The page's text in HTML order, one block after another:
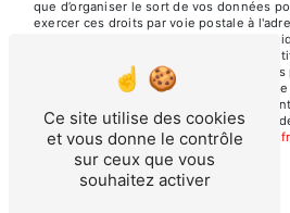
que d’organiser le sort de vos données
exercer ces droits par voie postale à
33000 Bordeaux ou par courrier
ecbb33@gmail.com. Un justificatif
demandé. Nous conservons vos
prise de contact puis pendant la durée
fins probatoires et de gestion des
vous inscrire sur la liste d'opposition au
disponible à cette adresse: Bloctel.gouv.fr
pour plus d’informations sur vos droits.
Ce site utilise des cookies
et vous donne le contrôle
sur ceux que vous
souhaitez activer